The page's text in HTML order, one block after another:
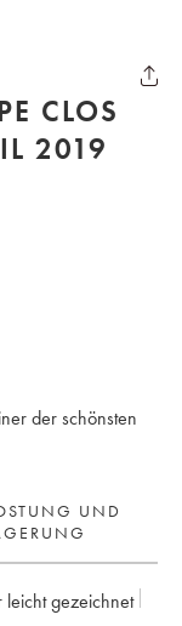
CLOS
2019
der schönsten
UND
leicht gezeichnet